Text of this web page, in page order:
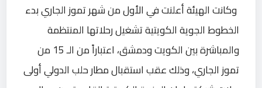
‏ وكانت الهيئة أعلنت في الأول من شهر تموز الجاري بدء
الخطوط الجوية الكويتية تشغيل رحلاتها المنتظمة
والمباشرة بين الكويت ودمشق، اعتباراً من الـ 15 من
تموز الجاري، وذلك عقب استقبال مطار حلب الدولي أولى